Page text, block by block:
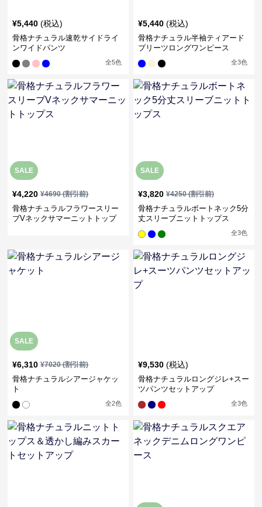
¥5,440 (税込)
骨格ナチュラル速乾サイドライ
ンワイドパンツ
全5色
¥5,440 (税込)
骨格ナチュラル半袖ティアード
プリーツロングワンピース
全3色
SALE
¥4,220 ¥4690(割引前)
骨格ナチュラルフラワースリー
ブVネックサマーニットトップ
SALE
¥3,820 ¥4250(割引前)
骨格ナチュラルボートネック5分
丈スリーブニットトップス
全3色
SALE
¥6,310 ¥7020(割引前)
骨格ナチュラルシアージャケッ
ト
全2色
¥9,530 (税込)
骨格ナチュラルロングジレ+スー
ツパンツセットアップ
全3色